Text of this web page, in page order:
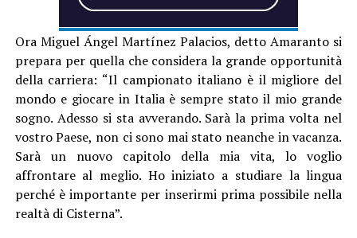
Ora Miguel Ángel Martínez Palacios, detto Amaranto si
prepara per quella che considera la grande opportunità
della carriera: “Il campionato italiano è il migliore del
mondo e giocare in Italia è sempre stato il mio grande
sogno. Adesso si sta avverando. Sarà la prima volta nel
vostro Paese, non ci sono mai stato neanche in vacanza.
Sarà un nuovo capitolo della mia vita, lo voglio
affrontare al meglio. Ho iniziato a studiare la lingua
perché è importante per inserirmi prima possibile nella
realtà di Cisterna”.